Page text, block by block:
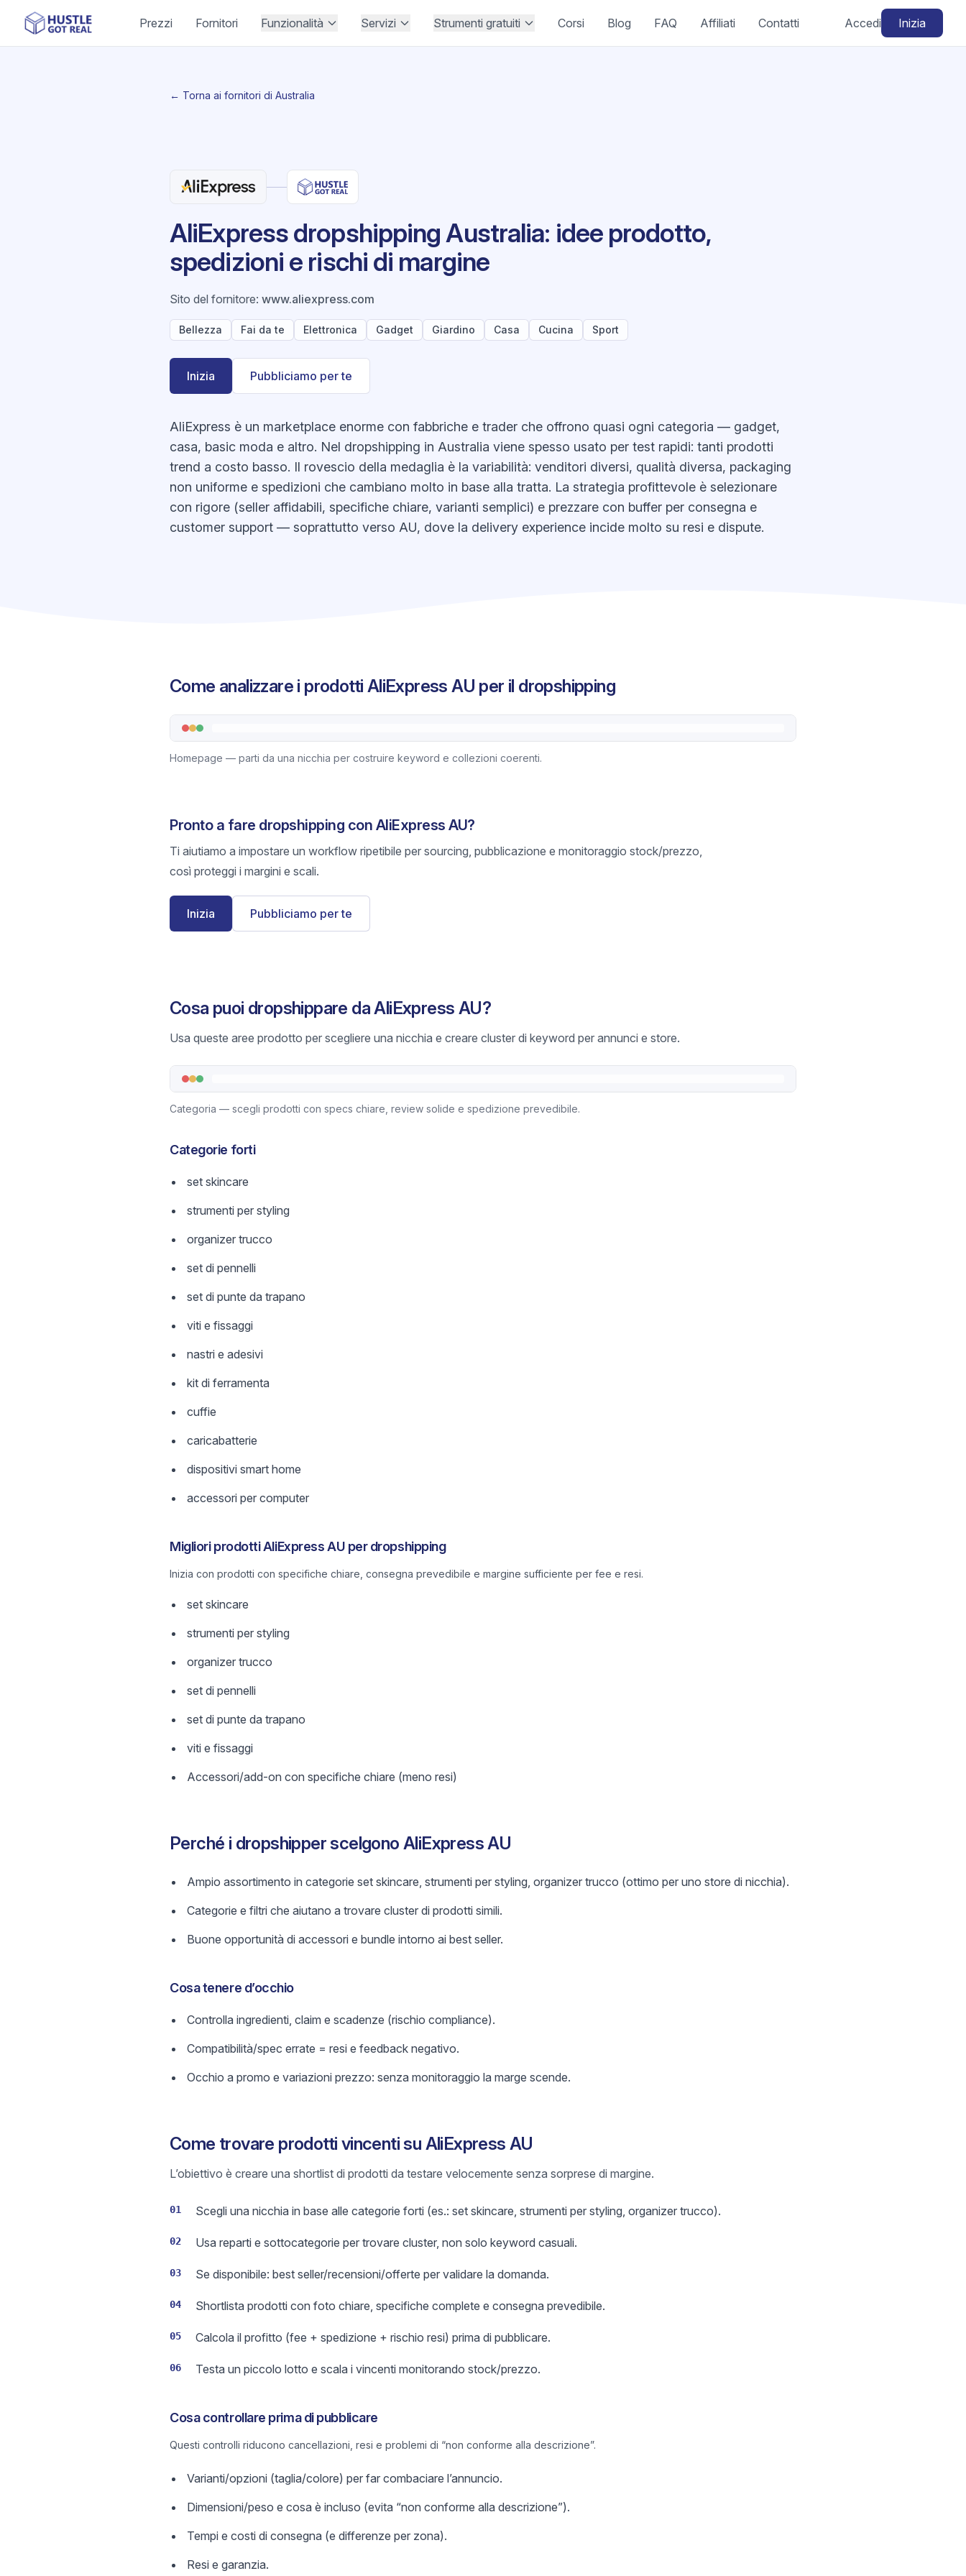
Prezzi Fornitori Funzionalità Servizi Strumenti gratuiti Corsi Blog FAQ Affiliati Contatti Accedi Inizia
← Torna ai fornitori di Australia
AliExpress dropshipping Australia: idee prodotto,
spedizioni e rischi di margine
Sito del fornitore: www.aliexpress.com
Bellezza Fai da te Elettronica Gadget Giardino Casa Cucina Sport
Inizia Pubbliciamo per te
AliExpress è un marketplace enorme con fabbriche e trader che offrono quasi ogni categoria — gadget,
casa, basic moda e altro. Nel dropshipping in Australia viene spesso usato per test rapidi: tanti prodotti
trend a costo basso. Il rovescio della medaglia è la variabilità: venditori diversi, qualità diversa, packaging
non uniforme e spedizioni che cambiano molto in base alla tratta. La strategia profittevole è selezionare
con rigore (seller affidabili, specifiche chiare, varianti semplici) e prezzare con buffer per consegna e
customer support — soprattutto verso AU, dove la delivery experience incide molto su resi e dispute.
Come analizzare i prodotti AliExpress AU per il dropshipping
Homepage — parti da una nicchia per costruire keyword e collezioni coerenti.
Pronto a fare dropshipping con AliExpress AU?
Ti aiutiamo a impostare un workflow ripetibile per sourcing, pubblicazione e monitoraggio stock/prezzo,
così proteggi i margini e scali.
Inizia Pubbliciamo per te
Cosa puoi dropshippare da AliExpress AU?
Usa queste aree prodotto per scegliere una nicchia e creare cluster di keyword per annunci e store.
Categoria — scegli prodotti con specs chiare, review solide e spedizione prevedibile.
Categorie forti
set skincare
strumenti per styling
organizer trucco
set di pennelli
set di punte da trapano
viti e fissaggi
nastri e adesivi
kit di ferramenta
cuffie
caricabatterie
dispositivi smart home
accessori per computer
Migliori prodotti AliExpress AU per dropshipping
Inizia con prodotti con specifiche chiare, consegna prevedibile e margine sufficiente per fee e resi.
set skincare
strumenti per styling
organizer trucco
set di pennelli
set di punte da trapano
viti e fissaggi
Accessori/add-on con specifiche chiare (meno resi)
Perché i dropshipper scelgono AliExpress AU
Ampio assortimento in categorie set skincare, strumenti per styling, organizer trucco (ottimo per uno store di nicchia).
Categorie e filtri che aiutano a trovare cluster di prodotti simili.
Buone opportunità di accessori e bundle intorno ai best seller.
Cosa tenere d’occhio
Controlla ingredienti, claim e scadenze (rischio compliance).
Compatibilità/spec errate = resi e feedback negativo.
Occhio a promo e variazioni prezzo: senza monitoraggio la marge scende.
Come trovare prodotti vincenti su AliExpress AU
L’obiettivo è creare una shortlist di prodotti da testare velocemente senza sorprese di margine.
01 Scegli una nicchia in base alle categorie forti (es.: set skincare, strumenti per styling, organizer trucco).
02 Usa reparti e sottocategorie per trovare cluster, non solo keyword casuali.
03 Se disponibile: best seller/recensioni/offerte per validare la domanda.
04 Shortlista prodotti con foto chiare, specifiche complete e consegna prevedibile.
05 Calcola il profitto (fee + spedizione + rischio resi) prima di pubblicare.
06 Testa un piccolo lotto e scala i vincenti monitorando stock/prezzo.
Cosa controllare prima di pubblicare
Questi controlli riducono cancellazioni, resi e problemi di “non conforme alla descrizione”.
Varianti/opzioni (taglia/colore) per far combaciare l’annuncio.
Dimensioni/peso e cosa è incluso (evita “non conforme alla descrizione”).
Tempi e costi di consegna (e differenze per zona).
Resi e garanzia.